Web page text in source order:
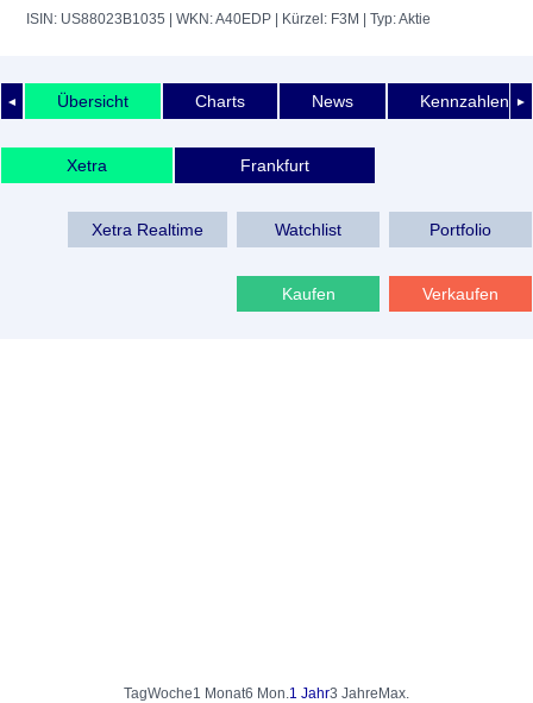
ISIN: US88023B1035 | WKN: A40EDP | Kürzel: F3M | Typ: Aktie
◄ ►
Übersicht Charts News Kennzahlen
Xetra Frankfurt
Xetra Realtime Watchlist Portfolio
Kaufen Verkaufen
TagWoche1 Monat6 Mon.1 Jahr3 Jahre Max.